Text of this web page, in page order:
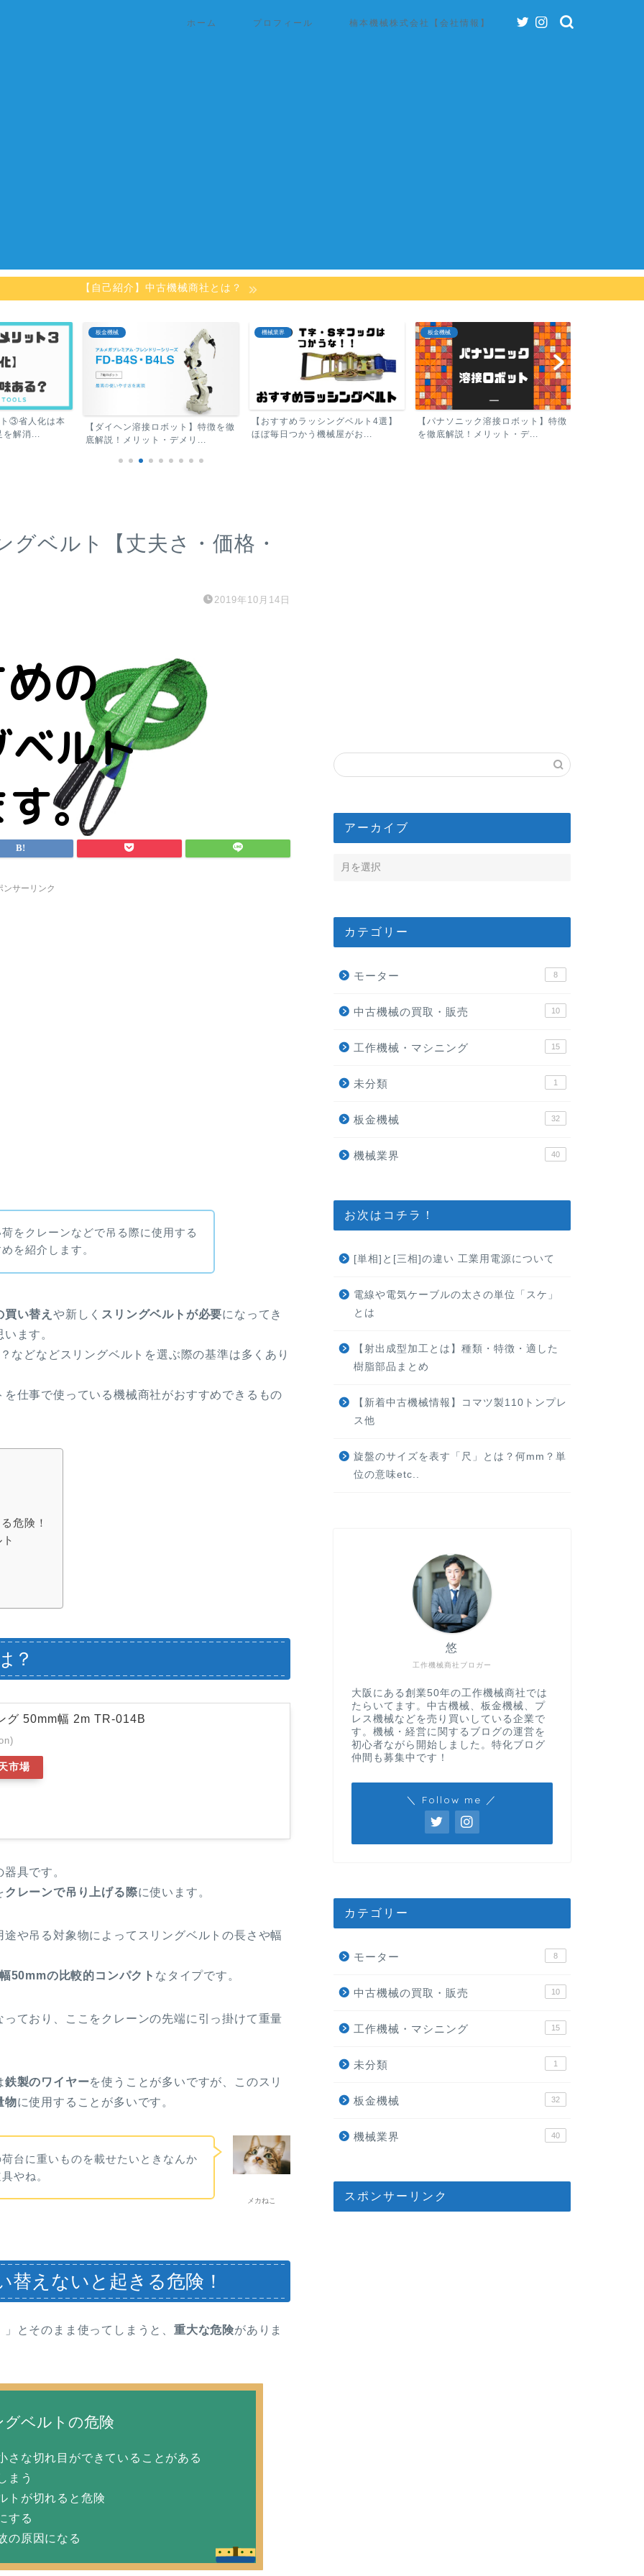
ホーム プロフィール 楠本機械株式会社【会社情報】
【自己紹介】中古機械商社とは？
③省人化は本
解消...
板金機械
【ダイヘン溶接ロボット】特徴を徹
底解説！メリット・デメリ...
機械業界
【おすすめラッシングベルト4選】
ほぼ毎日つかう機械屋がお...
板金機械
【パナソニック溶接ロボット】特徴
を徹底解説！メリット・デ...
ベルト【丈夫さ・価格・
2019年10月14日
ンサーリンク
をクレーンなどで吊る際に使用する
を紹介します。
買い替えや新しく スリングベルトが必要になってき
ます。
などなどスリングベルトを選ぶ際の基準は多くあり
仕事で使っている機械商社がおすすめできるもの
危険！
？
グ 50mm幅 2m TR-014B
市場
具です。
クレーンで吊り上げる際に使います。
途や吊る対象物によってスリングベルトの長さや幅
50mmの比較的コンパクト なタイプです。
っており、ここをクレーンの先端に引っ掛けて重量
鉄製のワイヤーを使うことが多いですが、このスリ
物に使用することが多いです。
メカねこ
台に重いものを載せたいときなんか
やね。
えないと起きる危険！
とそのまま使ってしまうと、 重大な危険がありま
グベルトの危険
さな切れ目ができていることがある
まう
トが切れると危険
する
の原因になる
アーカイブ
カテゴリー
モーター 8
中古機械の買取・販売 10
工作機械・マシニング 15
未分類 1
板金機械 32
機械業界 40
お次はコチラ！
[単相]と[三相]の違い 工業用電源について
電線や電気ケーブルの太さの単位「スケ」
とは
【射出成型加工とは】種類・特徴・適した
樹脂部品まとめ
【新着中古機械情報】コマツ製110トンプレ
ス他
旋盤のサイズを表す「尺」とは？何mm？単
位の意味etc..
工作機械商社ブロガー
悠
大阪にある創業50年の工作機械商社では
たらいてます。中古機械、板金機械、プ
レス機械などを売り買いしている企業で
す。機械・経営に関するブログの運営を
初心者ながら開始しました。特化ブログ
仲間も募集中です！
＼ Follow me ／
カテゴリー
モーター 8
中古機械の買取・販売 10
工作機械・マシニング 15
未分類 1
板金機械 32
機械業界 40
スポンサーリンク